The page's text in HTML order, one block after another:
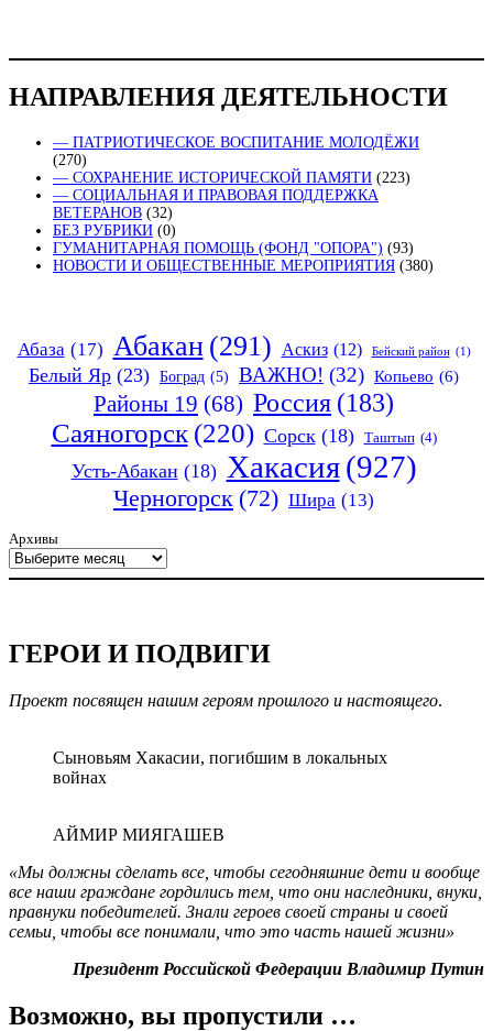
НАПРАВЛЕНИЯ ДЕЯТЕЛЬНОСТИ
— ПАТРИОТИЧЕСКОЕ ВОСПИТАНИЕ МОЛОДЁЖИ
(270)
— СОХРАНЕНИЕ ИСТОРИЧЕСКОЙ ПАМЯТИ (223)
— СОЦИАЛЬНАЯ И ПРАВОВАЯ ПОДДЕРЖКА
ВЕТЕРАНОВ (32)
БЕЗ РУБРИКИ (0)
ГУМАНИТАРНАЯ ПОМОЩЬ (ФОНД "ОПОРА") (93)
НОВОСТИ И ОБЩЕСТВЕННЫЕ МЕРОПРИЯТИЯ (380)
Абаза (17) Абакан (291) Аскиз (12) Бейский район (1)
Белый Яр (23) Боград (5) ВАЖНО! (32) Копьево (6)
Районы 19 (68) Россия (183)
Саяногорск (220) Сорск (18) Таштып (4)
Усть-Абакан (18) Хакасия (927)
Черногорск (72) Шира (13)
Архивы
ГЕРОИ И ПОДВИГИ
Проект посвящен нашим героям прошлого и настоящего.
Сыновьям Хакасии, погибшим в локальных
войнах
АЙМИР МИЯГАШЕВ
«Мы должны сделать все, чтобы сегодняшние дети и вообще
все наши граждане гордились тем, что они наследники, внуки,
правнуки победителей. Знали героев своей страны и своей
семьи, чтобы все понимали, что это часть нашей жизни»
Президент Российской Федерации Владимир Путин
Возможно, вы пропустили …